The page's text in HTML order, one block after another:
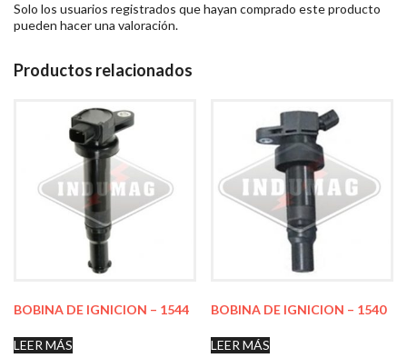
Solo los usuarios registrados que hayan comprado este producto
pueden hacer una valoración.
Productos relacionados
BOBINA DE IGNICION – 1544
LEER MÁS
BOBINA DE IGNICION – 1540
LEER MÁS